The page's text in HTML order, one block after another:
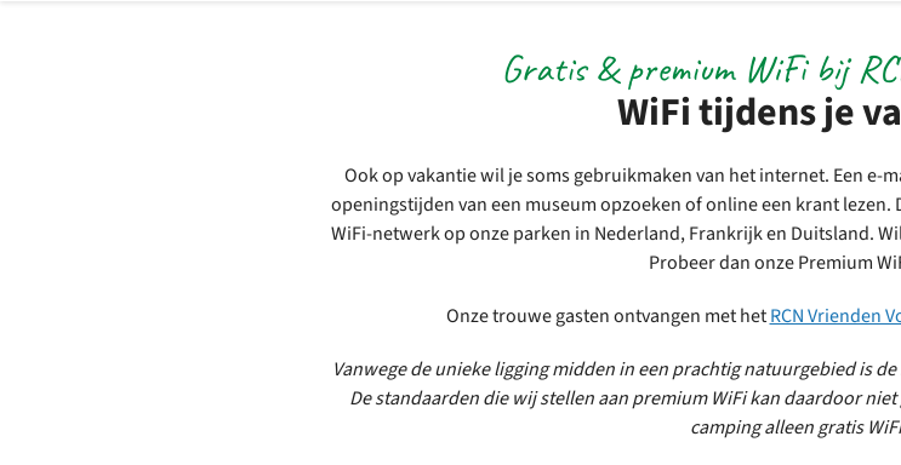
rond
park
WiFi tijdens je
Gratis & premium WiFi bij
Ook op vakantie wil je soms gebruikmaken van het internet. Een
openingstijden van een museum opzoeken of online een krant lezen.
WiFi-netwerk op onze parken in Nederland, Frankrijk en Duitsland.
Probeer dan onze Premium
Onze trouwe gasten ontvangen met hetRCN Vrienden
Vanwege de unieke ligging midden in een prachtig natuurgebied is
De standaarden die wij stellen aan premium WiFi kan daardoor
camping alleen gratis